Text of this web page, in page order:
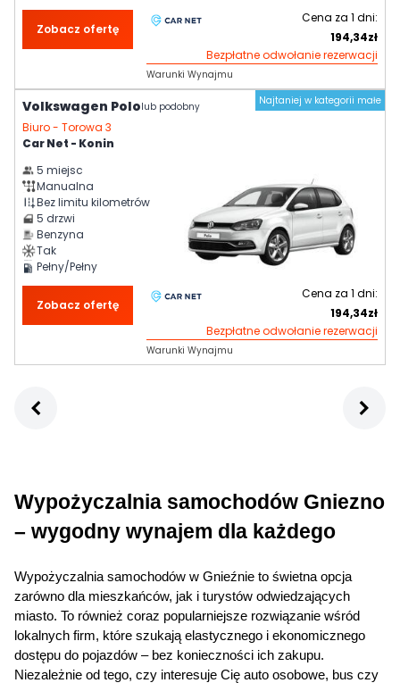
Zobacz ofertę
Cena za 1 dni:
194,34zł
Bezpłatne odwołanie rezerwacji
Warunki Wynajmu
Najtaniej w kategorii małe
Volkswagen Pololub podobny
Biuro - Torowa 3
Car Net - Konin
5 miejsc
Manualna
Bez limitu kilometrów
5 drzwi
Benzyna
Tak
Pełny/Pełny
Zobacz ofertę
Cena za 1 dni:
194,34zł
Bezpłatne odwołanie rezerwacji
Warunki Wynajmu
Wypożyczalnia samochodów Gniezno
– wygodny wynajem dla każdego
Wypożyczalnia samochodów w Gnieźnie to świetna opcja
zarówno dla mieszkańców, jak i turystów odwiedzających
miasto. To również coraz popularniejsze rozwiązanie wśród
lokalnych firm, które szukają elastycznego i ekonomicznego
dostępu do pojazdów – bez konieczności ich zakupu.
Niezależnie od tego, czy interesuje Cię auto osobowe, bus czy